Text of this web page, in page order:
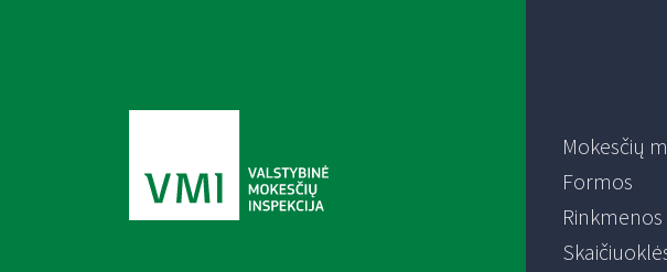
Mokesčių
Formos